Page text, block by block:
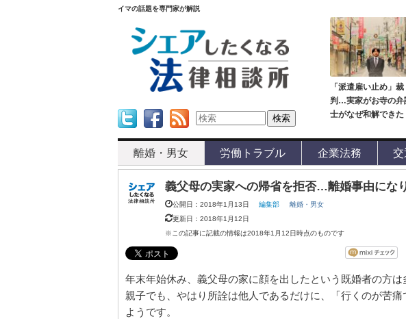
イマの話題を専門家が解説
「派遣雇い止め」裁
判…実家がお寺の弁
士がなぜ和解できた
離婚・男女 労働トラブル 企業法務 交
義父母の実家への帰省を拒否…離婚事由にな
公開日：2018年1月13日 編集部
離婚・男女
更新日：2018年1月12日
※この記事に記載の情報は2018年1月12日時点のものです
年末年始休み、義父母の家に顔を出したという既婚者の方
親子でも、やはり所詮は他人であるだけに、「行くのが苦
ようです。